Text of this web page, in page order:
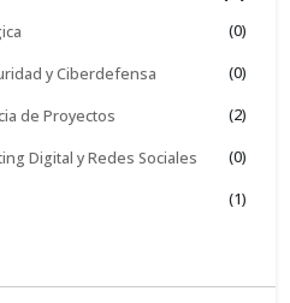
(0)
y Ciberdefensa (0)
de Proyectos (2)
Digital y Redes Sociales (0)
(1)